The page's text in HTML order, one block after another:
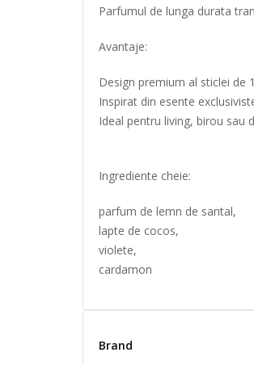
Parfumul de lunga durata
Avantaje:
Design premium al sticlei de
Inspirat din esente
Ideal pentru living, birou sau
Ingrediente cheie:
parfum de lemn de santal,
lapte de cocos,
violete,
cardamon
Brand